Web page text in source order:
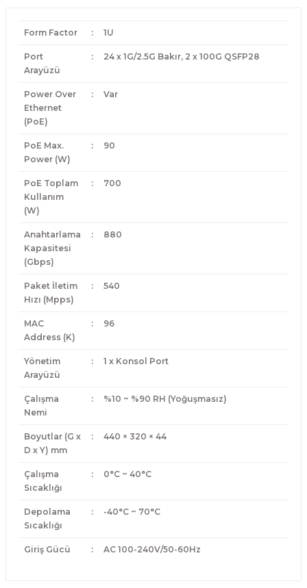
Form Factor : 1U
Port
Arayüzü
: 24 x 1G/2.5G Bakır, 2 x 100G QSFP28
Power Over
Ethernet
(PoE)
: Var
PoE Max.
Power (W)
: 90
PoE Toplam
Kullanım
(W)
: 700
Anahtarlama
Kapasitesi
(Gbps)
: 880
Paket İletim
Hızı (Mpps)
: 540
MAC
Address (K)
: 96
Yönetim
Arayüzü
: 1 x Konsol Port
Çalışma
Nemi
: %10 ~ %90 RH (Yoğuşmasız)
Boyutlar (G x
D x Y) mm
: 440 × 320 × 44
Çalışma
Sıcaklığı
: 0°C ~ 40°C
Depolama
Sıcaklığı
: -40°C ~ 70°C
Giriş Gücü : AC 100-240V/50-60Hz